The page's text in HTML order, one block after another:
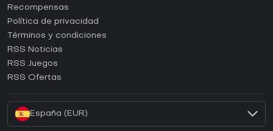
¿Cómo activar una CD Key de Steam?
¿Cómo activar una CD Key de Epic Games?
¿Cómo activar una CD Key de GOG?
¿Cómo activar una CD Key de Ubisoft Connect?
Recompensas
Política de privacidad
Términos y condiciones
RSS Noticias
RSS Juegos
RSS Ofertas
España (EUR)